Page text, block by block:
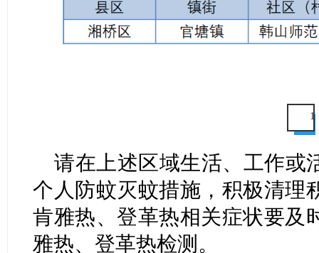
1
请在上述区域生活、工作或
个人防蚊灭蚊措施，积极清理
肯雅热、登革热相关症状要及
雅热、登革热检测。